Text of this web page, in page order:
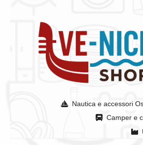
alla
navigazione
contenuto
Nautica e accessori
Camper e